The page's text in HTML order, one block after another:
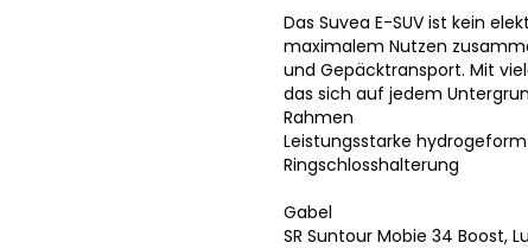
Das Suvea E-SUV ist kein
maximalem Nutzen
und Gepäcktransport. Mit
das sich auf jedem
Rahmen
Leistungsstarke
Ringschlosshalterung
Gabel
SR Suntour Mobie 34 Boost,